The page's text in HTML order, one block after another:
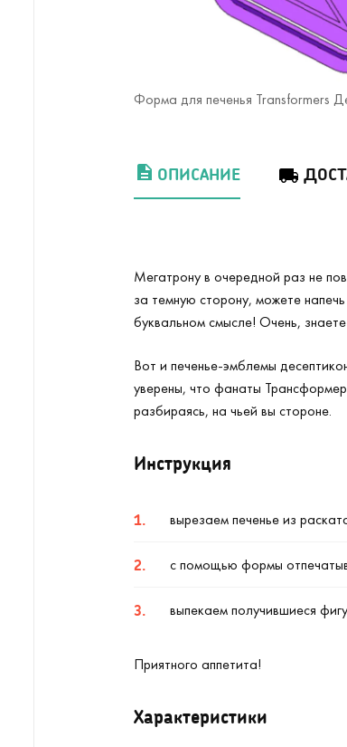
Форма для печенья Transformers
ОПИСАНИЕ
Мегатрону в очередной раз не
за темную сторону, можете
буквальном смысле! Очень,
Вот и печенье-эмблемы
уверены, что фанаты
разбираясь, на чьей вы стороне.
Инструкция
вырезаем печенье из
с помощью формы
выпекаем получившиеся
Приятного аппетита!
Характеристики